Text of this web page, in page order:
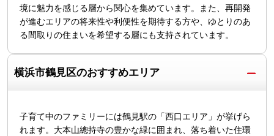
境に魅力を感じる層から関心を集めています。また、再開発
が進むエリアの将来性や利便性を期待する方や、ゆとりのあ
る間取りの住まいを希望する層にも支持されています。
横浜市鶴見区のおすすめエリア
子育て中のファミリーには鶴見駅の「西口エリア」が挙げら
れます。大本山總持寺の豊かな緑に囲まれ、落ち着いた住環